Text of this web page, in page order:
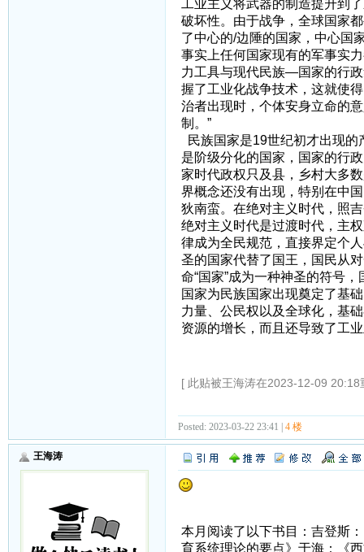
工业主义将武器的制造提升到
破坏性。由于战争，全球国家
了中心的/边陲的国家，中心国
事实上任何国家现有的军事实
力工具与现代民族—国家的行
握了工业化战争技术，这就使
治者出现时，个体安身立命的
制。”
民族国家是19世纪初才出现
是阶级分化的国家，国家的行
家时代政权只及县，乡村大多
界概念还没有出现，特别在中
狄南蛮。在绝对主义时代，照
绝对主义时代是过渡时代，主
律成为全民规范，直接界定个
圣的国家代替了国王，国民从
命“国家”成为一种神圣的符号
国家为民族国家出现奠定了基
力量、公民权以及全球化，基
资源的增长，而且还导致了工
[ 此贴被王海涛在2023-12-09 20:18
Posted: 2023-03-22 23:41 | 4 楼
王海涛
本月阅读了以下书目：吉登斯
育系统理论的要点》于海：《